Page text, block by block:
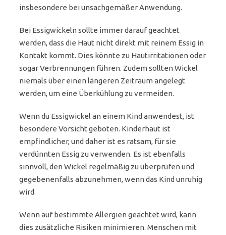
insbesondere bei unsachgemäßer Anwendung.
Bei Essigwickeln sollte immer darauf geachtet
werden, dass die Haut nicht direkt mit reinem Essig in
Kontakt kommt. Dies könnte zu Hautirritationen oder
sogar Verbrennungen führen. Zudem sollten Wickel
niemals über einen längeren Zeitraum angelegt
werden, um eine Überkühlung zu vermeiden.
Wenn du Essigwickel an einem Kind anwendest, ist
besondere Vorsicht geboten. Kinderhaut ist
empfindlicher, und daher ist es ratsam, für sie
verdünnten Essig zu verwenden. Es ist ebenfalls
sinnvoll, den Wickel regelmäßig zu überprüfen und
gegebenenfalls abzunehmen, wenn das Kind unruhig
wird.
Wenn auf bestimmte Allergien geachtet wird, kann
dies zusätzliche Risiken minimieren. Menschen mit